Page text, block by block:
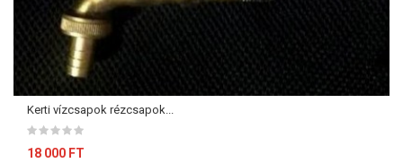
Kerti vízcsapok rézcsapok...
18 000 FT